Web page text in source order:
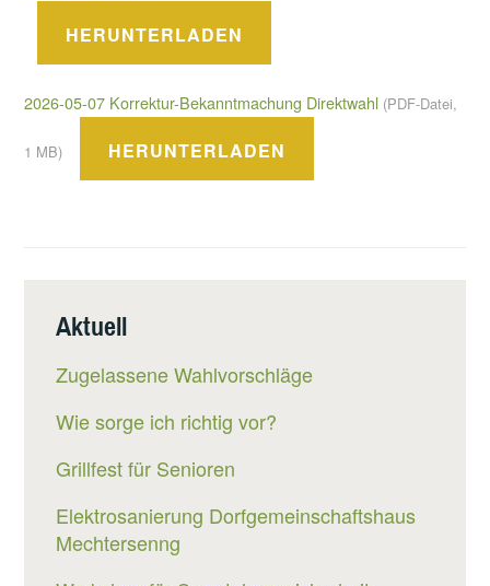
HERUNTERLADEN
2026-05-07 Korrektur-Bekanntmachung Direktwahl (PDF-Datei,
1 MB) HERUNTERLADEN
Aktuell
Zugelassene Wahlvorschläge
Wie sorge ich richtig vor?
Grillfest für Senioren
Elektrosanierung Dorfgemeinschaftshaus
Mechtersenng